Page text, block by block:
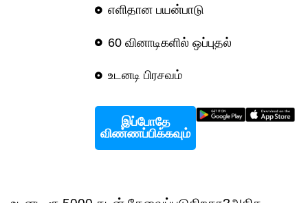
எளிதான பயன்பாடு
60 வினாடிகளில் ஒப்புதல்
உடனடி பிரசவம்
இப்போதே
விண்ணப்பிக்கவும்